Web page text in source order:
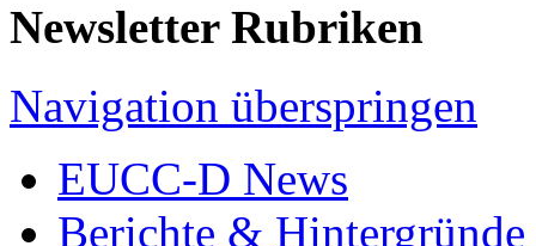
Newsletter Rubriken
Navigation überspringen
EUCC-D News
Berichte & Hintergründe